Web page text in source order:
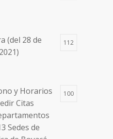
Citas
de Boyacá,
y Unión
(del 28 de
112
y Horarios
Citas
Sedes de
100